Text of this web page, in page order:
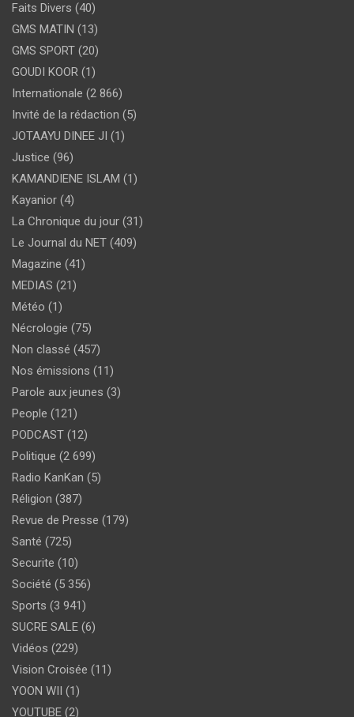
Faits Divers (40)
GMS MATIN (13)
GMS SPORT (20)
GOUDI KOOR (1)
Internationale (2 866)
Invité de la rédaction (5)
JOTAAYU DINEE JI (1)
Justice (96)
KAMANDIENE ISLAM (1)
Kayanior (4)
La Chronique du jour (31)
Le Journal du NET (409)
Magazine (41)
MEDIAS (21)
Météo (1)
Nécrologie (75)
Non classé (457)
Nos émissions (11)
Parole aux jeunes (3)
People (121)
PODCAST (12)
Politique (2 699)
Radio KanKan (5)
Réligion (387)
Revue de Presse (179)
Santé (725)
Securite (10)
Société (5 356)
Sports (3 941)
SUCRE SALE (6)
Vidéos (229)
Vision Croisée (11)
YOON WII (1)
YOUTUBE (2)